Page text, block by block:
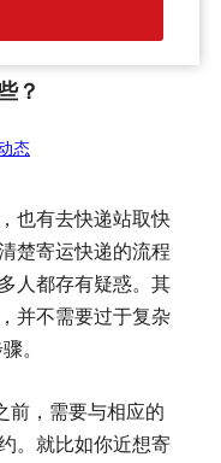
？
态
也有去快递站取快
楚寄运快递的流程
人都存有疑惑。其
并不需要过于复杂
。
前，需要与相应的
。就比如你近想寄